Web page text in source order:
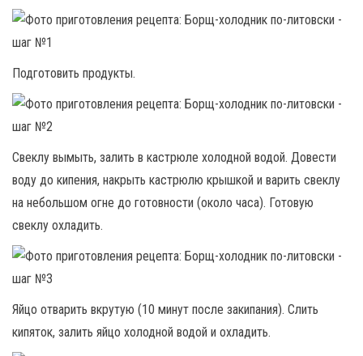
Подготовить продукты.
Свеклу вымыть, залить в кастрюле холодной водой. Довести
воду до кипения, накрыть кастрюлю крышкой и варить свеклу
на небольшом огне до готовности (около часа). Готовую
свеклу охладить.
Яйцо отварить вкрутую (10 минут после закипания). Слить
кипяток, залить яйцо холодной водой и охладить.